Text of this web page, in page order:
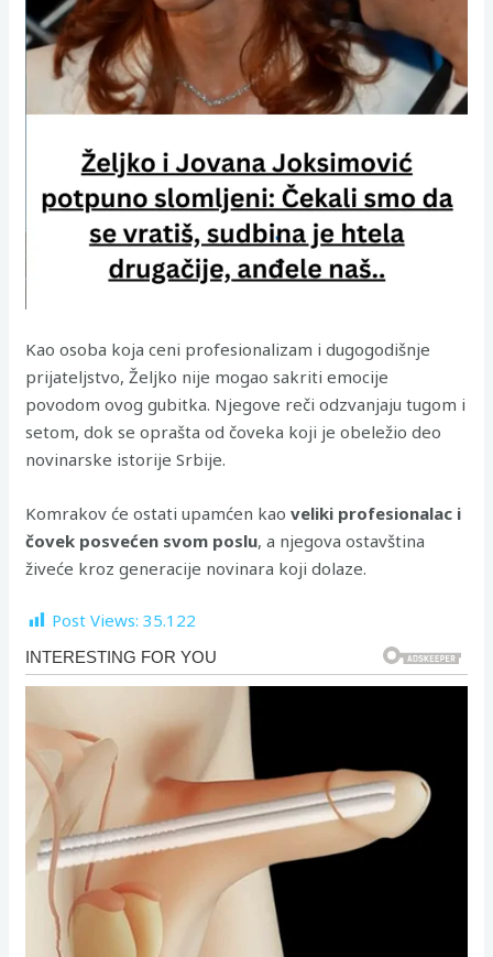
Kao osoba koja ceni profesionalizam i dugogodišnje
prijateljstvo, Željko nije mogao sakriti emocije
povodom ovog gubitka. Njegove reči odzvanjaju tugom i
setom, dok se oprašta od čoveka koji je obeležio deo
novinarske istorije Srbije.
Komrakov će ostati upamćen kaoveliki profesionalac i
čovek posvećen svom poslu, a njegova ostavština
živeće kroz generacije novinara koji dolaze.
Post Views: 35.122